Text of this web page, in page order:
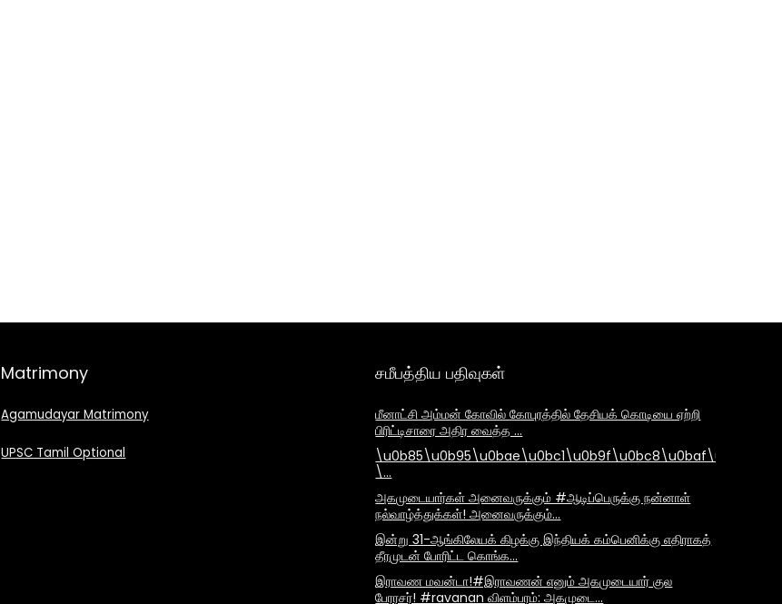
Matrimony
Agamudayar Matrimony
UPSC Tamil Optional
சமீபத்திய பதிவுகள்
மீனாட்சி அம்மன் கோவில் கோபுரத்தில் தேசியக் கொடியை ஏற்றி
பிரிட்டிசாரை அதிர வைத்த …
\…
அகமுடையார்கள் அனைவருக்கும் #ஆடிப்பெருக்கு நன்னாள்
நல்வாழ்த்துக்கள்! அனைவருக்கும்…
இன்று 31-ஆங்கிலேயக் கிழக்கு இந்தியக் கம்பெனிக்கு எதிராகத்
தீரமுடன் போரிட்ட கொங்க…
இராவண மவன்டா!#இராவணன் எனும் அகமுடையார் குல
பேரரசர்! #ravanan விளம்பரம்: அகமுடை…